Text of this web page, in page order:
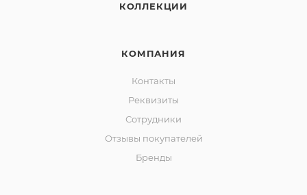
КОЛЛЕКЦИИ
КОМПАНИЯ
Контакты
Реквизиты
Сотрудники
Отзывы покупателей
Бренды